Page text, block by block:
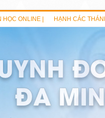
HỌC ONLINE | HẠNH CÁC